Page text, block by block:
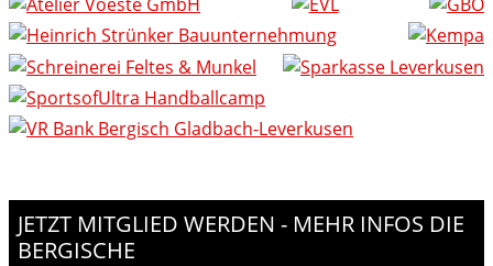
JETZT MITGLIED WERDEN - MEHR INFOS DIE
BERGISCHE